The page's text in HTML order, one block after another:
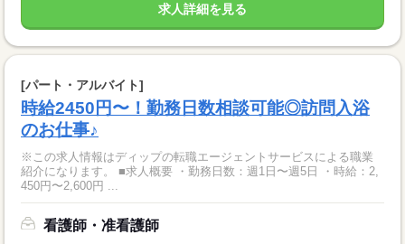
求人詳細を見る
[パート・アルバイト]
時給2450円〜！勤務日数相談可能◎訪問入浴
のお仕事♪
※この求人情報はディップの転職エージェントサービスによる職業
紹介になります。 ■求人概要 ・勤務日数：週1日〜週5日 ・時給：2,
看護師・准看護師